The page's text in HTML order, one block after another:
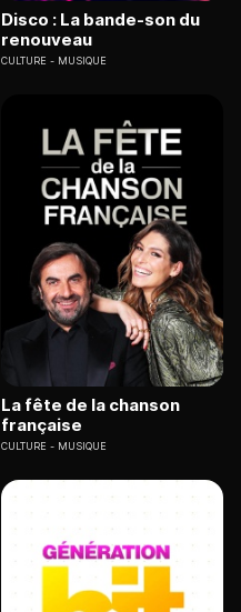
Disco : La bande-son du
renouveau
CULTURE MUSIQUE
La fête de la chanson
française
CULTURE MUSIQUE